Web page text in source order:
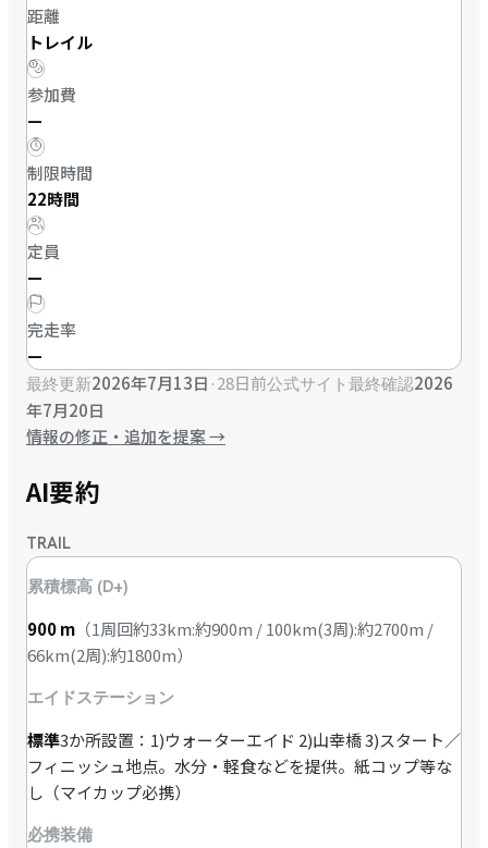
距離
トレイル
参加費
—
制限時間
22時間
定員
—
完走率
—
最終更新2026年7月13日 ·28日前公式サイト最終確認2026
年7月20日
情報の修正・追加を提案→
AI要約
TRAIL
累積標高 (D+)
900m （1周回約33km:約900m / 100km(3周):約2700m /
66km(2周):約1800m）
エイドステーション
標準3か所設置：1)ウォーターエイド 2)山幸橋 3)スタート／
フィニッシュ地点。水分・軽食などを提供。紙コップ等な
し（マイカップ必携）
必携装備